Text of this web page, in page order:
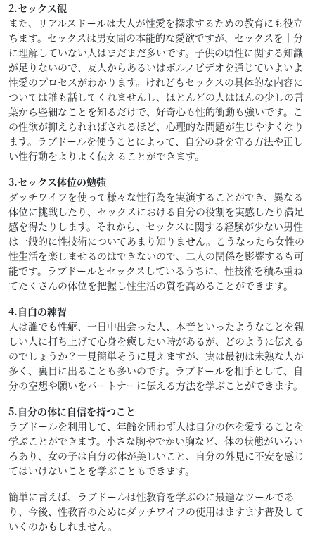
2.セックス観
また、リアルスドールは大人が性愛を探求するための教育にも役立
ちます。セックスは男女間の本能的な愛欲ですが、セックスを十分
に理解していない人はまだまだ多いです。子供の頃性に関する知識
が足りないので、友人からあるいはポルノビデオを通じていよいよ
性愛のプロセスがわかります。けれどもセックスの具体的な内容に
ついては誰も話してくれませんし、ほとんどの人はほんの少しの言
葉から些細なことを知るだけで、好奇心も性的衝動も強いです。こ
の性欲が抑えられればされるほど、心理的な問題が生じやすくなり
ます。ラブドールを使うことによって、自分の身を守る方法や正し
い性行動をよりよく伝えることができます。
3.セックス体位の勉強
ダッチワイフ を使って様々な性行為を実演することができ、異なる
体位に挑戦したり、セックスにおける自分の役割を実感したり満足
感を得たりします。それから、セックスに関する経験が少ない男性
は一般的に性技術についてあまり知りません。こうなったら女性の
性生活を楽しませるのはできないので、二人の関係を影響するも可
能です。ラブドールとセックスしているうちに、性技術を積み重ね
てたくさんの体位を把握し性生活の質を高めることができます。
4.自白の練習
人は誰でも性癖、一日中出会った人、本音といったようなことを親
しい人に打ち上げて心身を癒したい時があるが、どのように伝える
のでしょうか？一見簡単そうに見えますが、実は最初は未熟な人が
多く、裏目に出ることも多いのです。ラブドールを相手として、自
分の空想や願いをパートナーに伝える方法を学ぶことができます。
5.自分の体に自信を持つこと
ラブドールを利用して、年齢を問わず人は自分の体を愛することを
学ぶことができます。小さな胸やでかい胸など、体の状態がいろい
ろあり、女の子は自分の体が美しいこと、自分の外見に不安を感じ
てはいけないことを学ぶこともできます。
簡単に言えば、ラブドールは性教育を学ぶのに最適なツールであ
り、今後、性教育のためにダッチワイフの使用はますます普及して
いくのかもしれません。